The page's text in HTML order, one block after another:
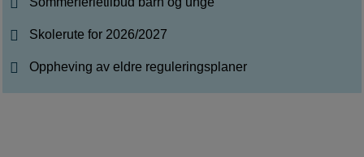
Skolerute for 2026/2027
Oppheving av eldre reguleringsplaner